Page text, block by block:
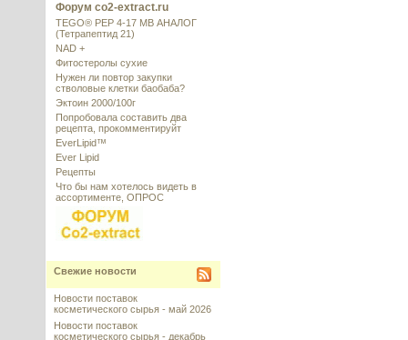
Форум co2-extract.ru
TEGO® PEP 4-17 MB АНАЛОГ
(Тетрапептид 21)
NAD +
Фитостеролы сухие
Нужен ли повтор закупки
стволовые клетки баобаба?
Эктоин 2000/100г
Попробовала составить два
рецепта, прокомментируйт
EverLipid™
Ever Lipid
Рецепты
Что бы нам хотелось видеть в
ассортименте, ОПРОС
Свежие новости
Новости поставок
косметического сырья - май 2026
Новости поставок
косметического сырья - декабрь